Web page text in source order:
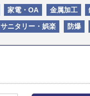
家電・OA 金属加工
サニタリー・娯楽 防爆